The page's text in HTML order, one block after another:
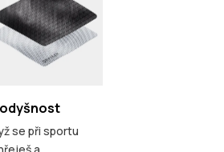
se při sportu